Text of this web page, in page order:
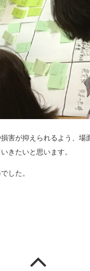
害が抑えられるよう、場
きたいと思います。
した。